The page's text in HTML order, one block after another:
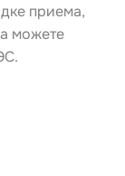
приема,
можете